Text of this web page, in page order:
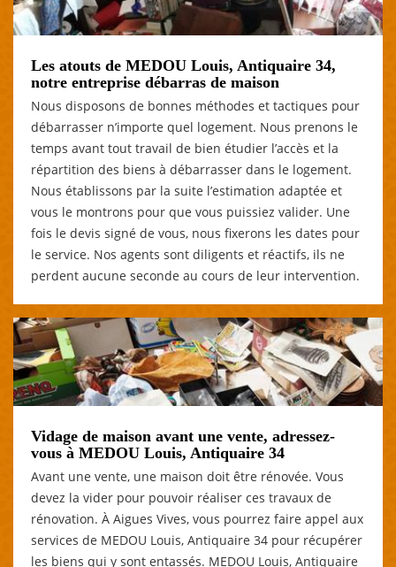
Les atouts de MEDOU Louis, Antiquaire 34,
notre entreprise débarras de maison
Nous disposons de bonnes méthodes et tactiques pour
débarrasser n’importe quel logement. Nous prenons le
temps avant tout travail de bien étudier l’accès et la
répartition des biens à débarrasser dans le logement.
Nous établissons par la suite l’estimation adaptée et
vous le montrons pour que vous puissiez valider. Une
fois le devis signé de vous, nous fixerons les dates pour
le service. Nos agents sont diligents et réactifs, ils ne
perdent aucune seconde au cours de leur intervention.
Vidage de maison avant une vente, adressez-
vous à MEDOU Louis, Antiquaire 34
Avant une vente, une maison doit être rénovée. Vous
devez la vider pour pouvoir réaliser ces travaux de
rénovation. À Aigues Vives, vous pourrez faire appel aux
services de MEDOU Louis, Antiquaire 34 pour récupérer
les biens qui y sont entassés. MEDOU Louis, Antiquaire